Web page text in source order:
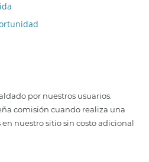
por nuestros usuarios.
comisión cuando realiza una
nuestro sitio sin costo adicional